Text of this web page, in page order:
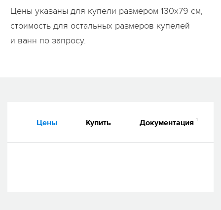
Цены указаны для купели размером 130х79 см,
стоимость для остальных размеров купелей
и ванн по запросу.
Цены Купить Документация 1